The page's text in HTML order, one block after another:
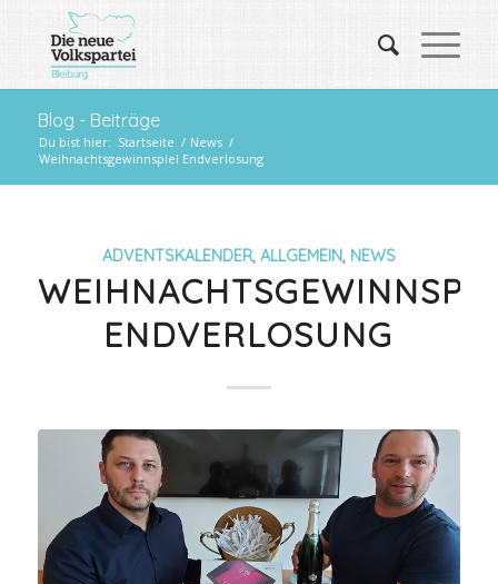
Blog - Beiträge
Du bist hier: Startseite / News /
Weihnachtsgewinnspiel Endverlosung
ADVENTSKALENDER, ALLGEMEIN, NEWS
ENDVERLOSUNG